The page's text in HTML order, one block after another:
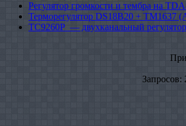
Регулятор громкости и тембра на
Терморегулятор DS18B20 + TM1637
TC9260P — двухканальный
Запросов: